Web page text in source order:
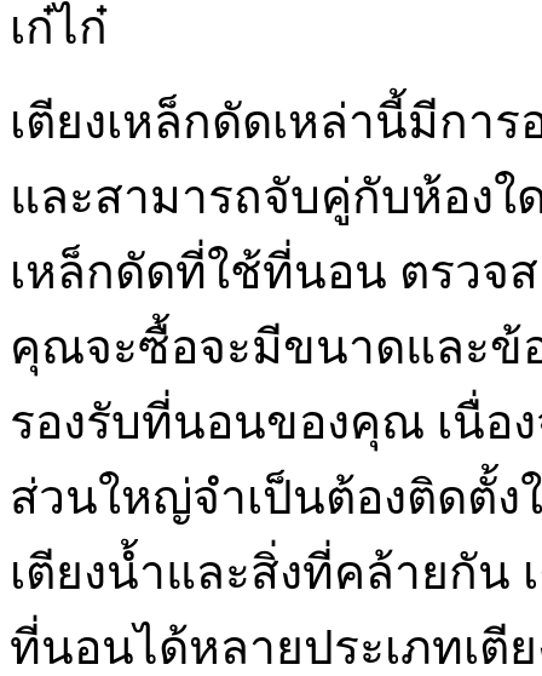
เก๋ไก๋
เตียงเหล็กดัดเหล่านี้มีกา
และสามารถจับคู่กับห้อง
เหล็กดัดที่ใช้ที่นอน ตรวจ
คุณจะซื้อจะมีขนาดและข้
รองรับที่นอนของคุณ เนื่อ
ส่วนใหญ่จำเป็นต้องติดตั้ง
เตียงน้ำและสิ่งที่คล้ายกัน
ที่นอนได้หลายประเภทเตี